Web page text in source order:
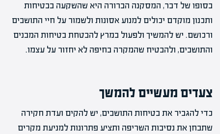
בסופו של דבר, המסקנה הברורה היא שהשקעה בבטיחות
ותכנון מוקדם יכולים למנוע אסונות ולשמור על חיי התושבים
ורכושם. יש להמשיך ולפעול במרץ להבטחת בטיחות המבנים
והתושבים, ולהבטיח שהמקרה בחיפה לא יחזור על עצמו.
צעדים מעשיים להמשך
כדי להגביר את בטיחות התושבים, יש להקים ועדת חקירה
שתבחן את נסיבות השריפה ותציע פתרונות למניעת מקרים